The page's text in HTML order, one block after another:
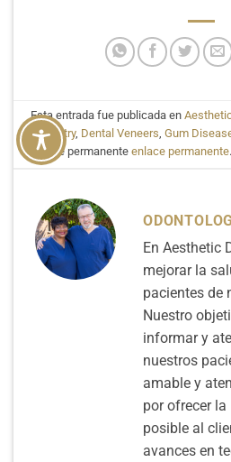
Esta entrada fue publicada en
Dentistry, Dental Veneers,Gum
enlace permanenteenlace permanente.
En Aesthetic
mejorar la
pacientes de
Nuestro
informar y
nuestros
amable y
por ofrecer la
posible al
avances en